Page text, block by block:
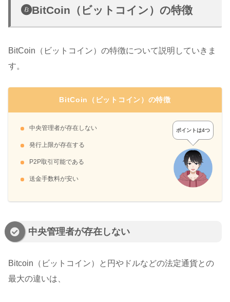
BitCoin（ビットコイン）の特徴
BitCoin（ビットコイン）の特徴について説明していきま
す。
BitCoin（ビットコイン）の特徴
中央管理者が存在しない
発行上限が存在する
P2P取引可能である
送金手数料が安い
ポイントは4つ
中央管理者が存在しない
Bitcoin（ビットコイン）と円やドルなどの法定通貨との
最大の違いは、